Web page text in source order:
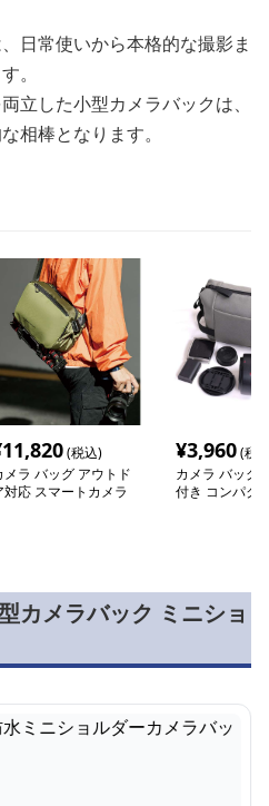
日常使いから本格的な撮影ま
。
立した小型カメラバックは、
相棒となります。
11,820(税込)
メラ バッグ アウトド
対応 スマートカメラ
¥3,960(税
カメラ バッグ
付き コンパク
カメラバック ミニショ